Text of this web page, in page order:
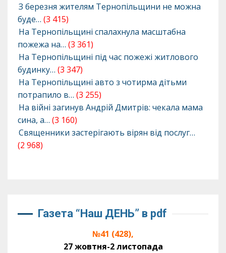
З березня жителям Тернопільщини не можна
буде… (3 415)
На Тернопільщині спалахнула масштабна
пожежа на… (3 361)
На Тернопільщині під час пожежі житлового
будинку… (3 347)
На Тернопільщині авто з чотирма дітьми
потрапило в… (3 255)
На війні загинув Андрій Дмитрів: чекала мама
сина, а… (3 160)
Священники застерігають вірян від послуг…
(2 968)
Газета “Наш ДЕНЬ” в pdf
№41 (428),
27 жовтня-2 листопада